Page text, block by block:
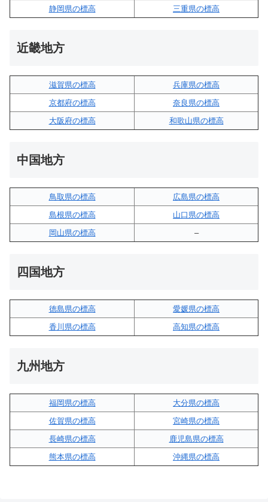
静岡県の標高
三重県の標高
近畿地方
滋賀県の標高
兵庫県の標高
京都府の標高
奈良県の標高
大阪府の標高
和歌山県の標高
中国地方
鳥取県の標高
広島県の標高
島根県の標高
山口県の標高
岡山県の標高
–
四国地方
徳島県の標高
愛媛県の標高
香川県の標高
高知県の標高
九州地方
福岡県の標高
大分県の標高
佐賀県の標高
宮崎県の標高
長崎県の標高
鹿児島県の標高
熊本県の標高
沖縄県の標高